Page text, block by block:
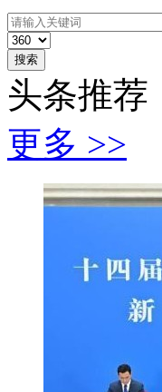
搜索
头条推荐
更多 >>